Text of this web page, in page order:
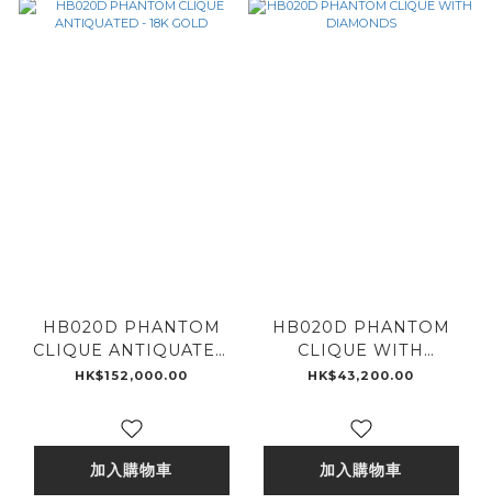
HB020D PHANTOM
CLIQUE ANTIQUATED
- 18K GOLD
HK$152,000.00
加入購物車
HB020D PHANTOM
CLIQUE WITH
DIAMONDS
HK$43,200.00
加入購物車